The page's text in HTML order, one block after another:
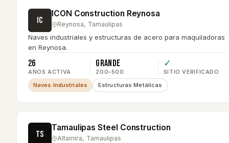
IC
ICON Construction Reynosa
Reynosa, Tamaulipas
Naves industriales y estructuras de acero para maquiladoras
en Reynosa.
26
AÑOS ACTIVA
Grande
200–500
✓
SITIO VERIFICADO
Naves Industriales Estructuras Metálicas
TS
Tamaulipas Steel Construction
Altamira, Tamaulipas